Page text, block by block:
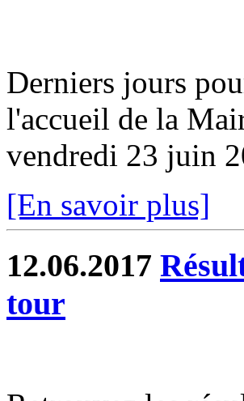
Derniers jours
l'accueil de la
vendredi 23 juin
[En savoir plus]
12.06.2017
tour